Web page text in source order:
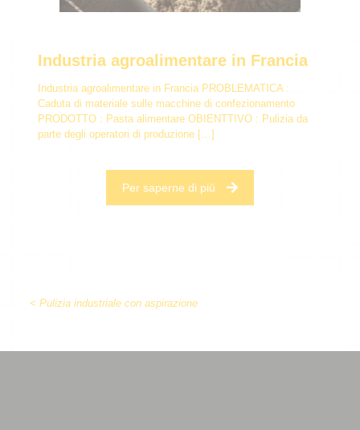
Industria agroalimentare in Francia
Industria agroalimentare in Francia PROBLEMATICA :
Caduta di materiale sulle macchine di confezionamento
PRODOTTO : Pasta alimentare OBIENTTIVO : Pulizia da
parte degli operatori di produzione[…]
Per saperne di più
< Pulizia industriale con aspirazione